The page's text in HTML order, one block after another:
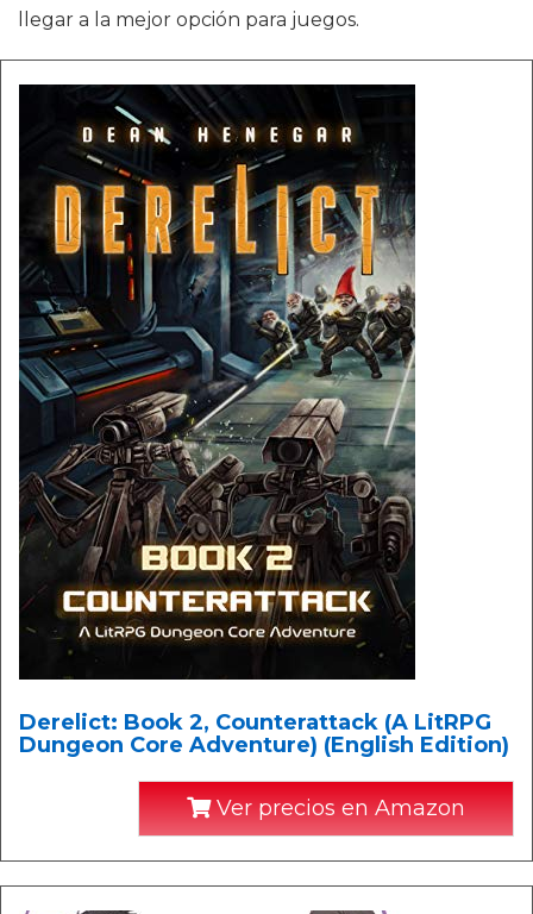
llegar a la mejor opción para juegos.
Derelict: Book 2, Counterattack (A LitRPG
Dungeon Core Adventure) (English Edition)
Ver precios en Amazon